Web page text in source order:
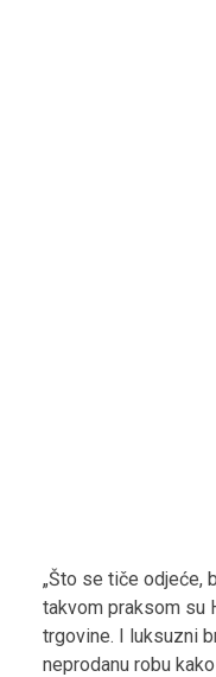
„Što se tiče odjeće,
takvom praksom su
trgovine. I luksuzni
neprodanu robu